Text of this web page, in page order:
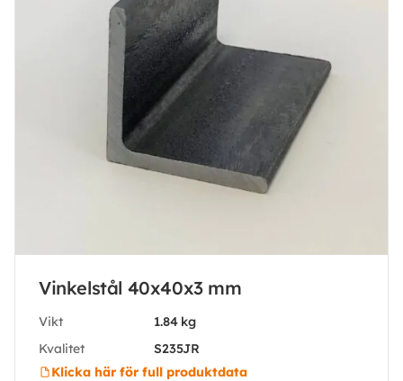
Vinkelstål 40x40x3 mm
Vikt
1.84 kg
Kvalitet
S235JR
Klicka här för full produktdata